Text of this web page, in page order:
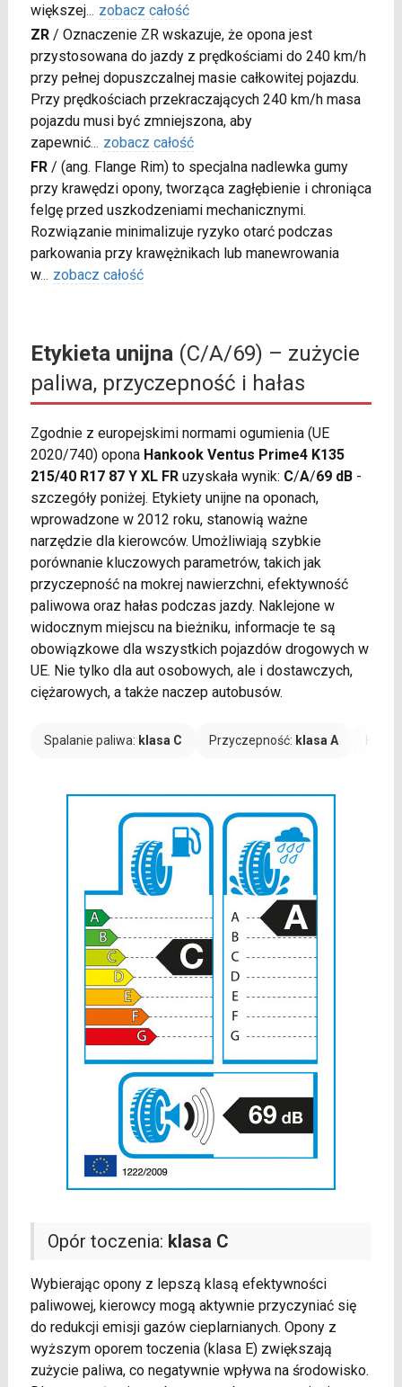
większej... zobacz całość
ZR/ Oznaczenie ZR wskazuje, że opona jest
przystosowana do jazdy z prędkościami do 240 km/h
przy pełnej dopuszczalnej masie całkowitej pojazdu.
Przy prędkościach przekraczających 240 km/h masa
pojazdu musi być zmniejszona, aby
zapewnić... zobacz całość
FR/ (ang. Flange Rim) to specjalna nadlewka gumy
przy krawędzi opony, tworząca zagłębienie i chroniąca
felgę przed uszkodzeniami mechanicznymi.
Rozwiązanie minimalizuje ryzyko otarć podczas
parkowania przy krawężnikach lub manewrowania
w... zobacz całość
Etykieta unijna(C/A/69) – zużycie
paliwa, przyczepność i hałas
Zgodnie z europejskimi normami ogumienia (UE
2020/740) opona Hankook Ventus Prime4 K135
215/40 R17 87 Y XL FRuzyskała wynik: C/A/69 dB-
szczegóły poniżej. Etykiety unijne na oponach,
wprowadzone w 2012 roku, stanowią ważne
narzędzie dla kierowców. Umożliwiają szybkie
porównanie kluczowych parametrów, takich jak
przyczepność na mokrej nawierzchni, efektywność
paliwowa oraz hałas podczas jazdy. Naklejone w
widocznym miejscu na bieżniku, informacje te są
obowiązkowe dla wszystkich pojazdów drogowych w
UE. Nie tylko dla aut osobowych, ale i dostawczych,
ciężarowych, a także naczep autobusów.
Spalanie paliwa: klasa C Przyczepność: klasa A
Opór toczenia: klasa C
Wybierając opony z lepszą klasą efektywności
paliwowej, kierowcy mogą aktywnie przyczyniać się
do redukcji emisji gazów cieplarnianych. Opony z
wyższym oporem toczenia (klasa E) zwiększają
zużycie paliwa, co negatywnie wpływa na środowisko.